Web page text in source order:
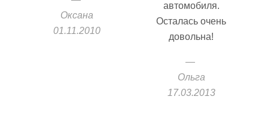
Оксана
01.11.2010
автомобиля.
Осталась очень
довольна!
Ольга
17.03.2013